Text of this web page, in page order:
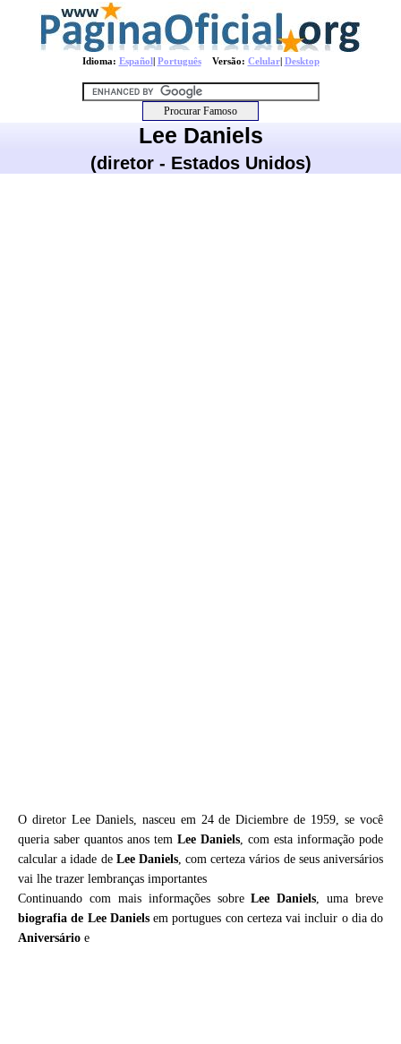
Idioma: Español| PortuguêsVersão: Celular| Desktop
Lee Daniels
(diretor - Estados Unidos)
O diretor Lee Daniels, nasceu em 24 de Diciembre de 1959, se você
queria saber quantos anos tem Lee Daniels, com esta informação pode
calcular a idade de Lee Daniels, com certeza vários de seus aniversários
vai lhe trazer lembranças importantes
Continuando com mais informações sobreLee Daniels, uma breve
biografia de Lee Danielsem portugues con certeza vai incluir o dia do
Aniversário e